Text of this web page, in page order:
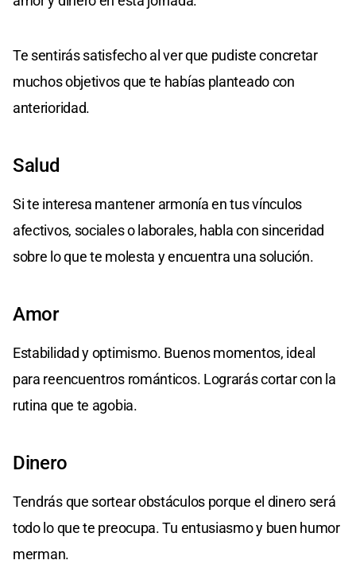
Te sentirás satisfecho al ver que pudiste concretar
muchos objetivos que te habías planteado con
anterioridad.
Salud
Si te interesa mantener armonía en tus vínculos
afectivos, sociales o laborales, habla con sinceridad
sobre lo que te molesta y encuentra una solución.
Amor
Estabilidad y optimismo. Buenos momentos, ideal
para reencuentros románticos. Lograrás cortar con la
rutina que te agobia.
Dinero
Tendrás que sortear obstáculos porque el dinero será
todo lo que te preocupa. Tu entusiasmo y buen humor
merman.